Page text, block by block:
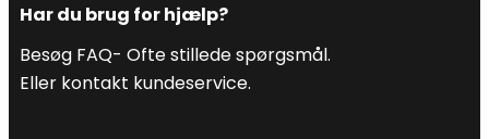
Har du brug for hjælp?
Besøg FAQ- Ofte stillede spørgsmål.
Eller kontakt kundeservice.